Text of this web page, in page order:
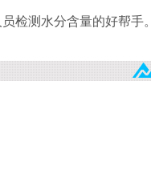
检测水分含量的好帮手。